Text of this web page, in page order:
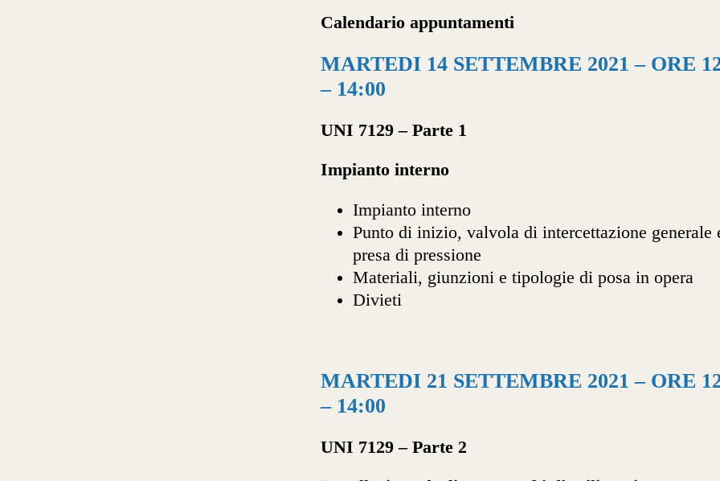
Calendario appuntamenti
MARTEDI 14 SETTEMBRE 2021 – ORE
– 14:00
UNI 7129 – Parte 1
Impianto interno
Impianto interno
Punto di inizio, valvola di intercettazione generale
presa di pressione
Materiali, giunzioni e tipologie di posa in opera
Divieti
MARTEDI 21 SETTEMBRE 2021 – ORE
– 14:00
UNI 7129 – Parte 2